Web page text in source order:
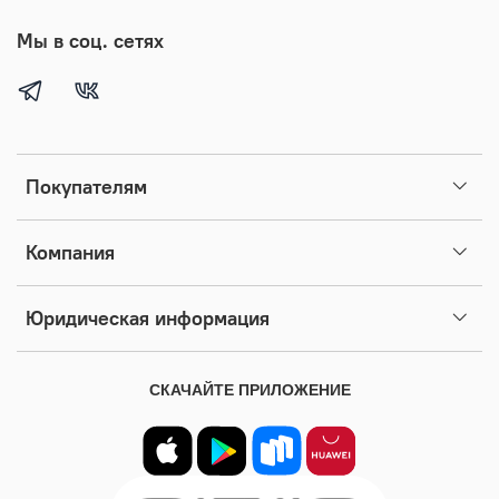
Покупателям
Компания
Юридическая информация
Мы в соц. сетях
СКАЧАЙТЕ ПРИЛОЖЕНИЕ